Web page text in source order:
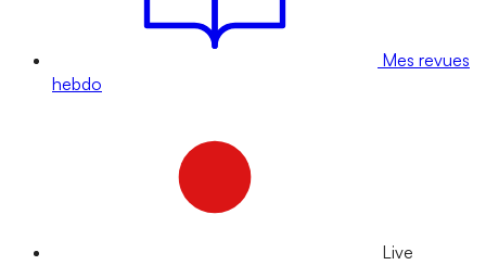
Mes revues
hebdo
Live